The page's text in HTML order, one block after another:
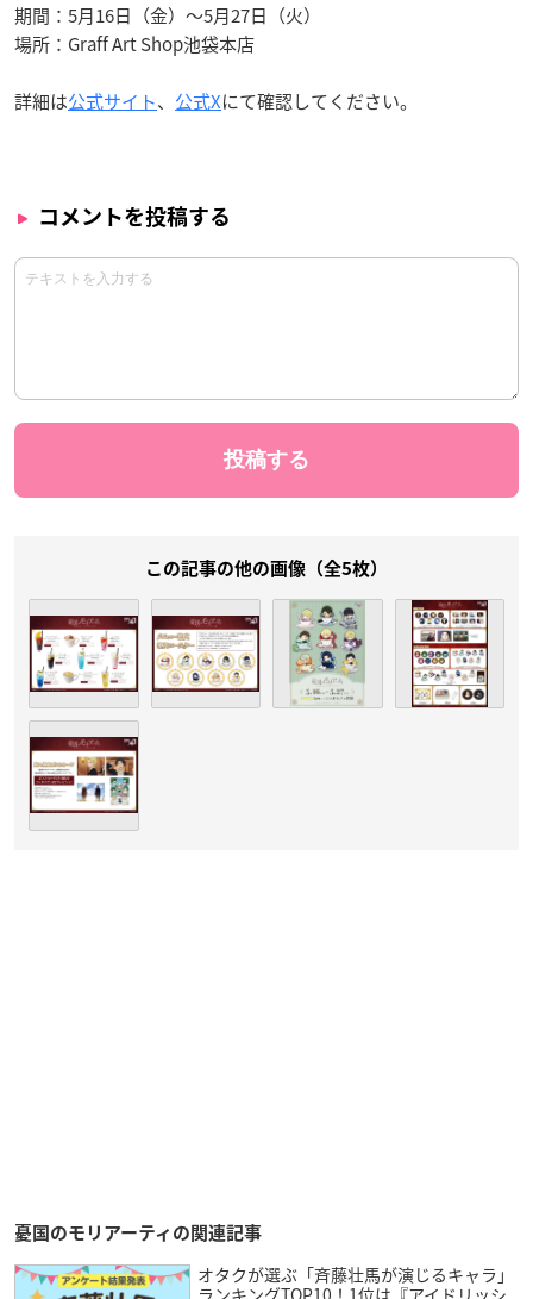
期間：5月16日（金）～5月27日（火）
場所：Graff Art Shop池袋本店
詳細は公式サイト、 公式Xにて確認してください。
コメントを投稿する
この記事の他の画像（全5枚）
憂国のモリアーティの関連記事
オタクが選ぶ「斉藤壮馬が演じるキャラ」
ランキングTOP10！1位は『アイドリッシ